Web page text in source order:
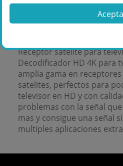
Receptor satélite para
Decodificador HD 4K para
amplia gama en
satelites, perfectos para
televisor en HD y con
problemas con la señal
mas y consigue una señal
multiples aplicaciones